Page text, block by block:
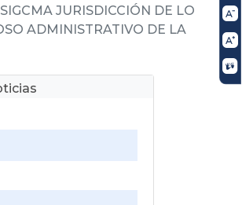
JURISDICCIÓN DE LO
ADMINISTRATIVO DE LA